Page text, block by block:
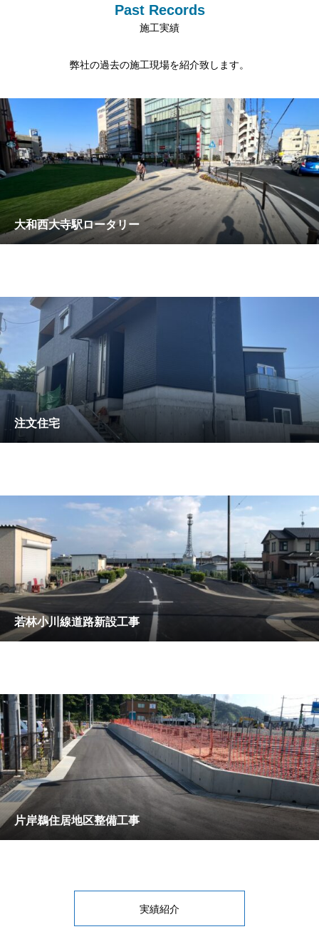
新卒採用
キャリア採用
Past Records
施工実績
弊社の過去の施工現場を紹介致します。
大和西大寺駅ロータリー
注文住宅
若林小川線道路新設工事
片岸鵜住居地区整備工事
実績紹介